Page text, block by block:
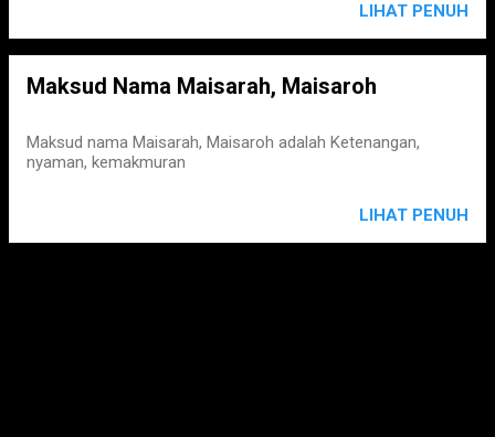
LIHAT PENUH
Maksud Nama Maisarah, Maisaroh
Maksud nama Maisarah, Maisaroh adalah Ketenangan,
nyaman, kemakmuran
LIHAT PENUH